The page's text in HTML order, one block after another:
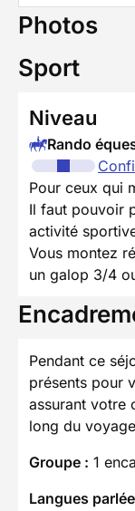
Photos
Sport
Niveau
Rando
Pour ceux qui
Il faut pouvoir
activité
Vous montez
un galop 3/4
Pendant ce
présents pour
assurant votre
long du
Groupe : 1
Langues